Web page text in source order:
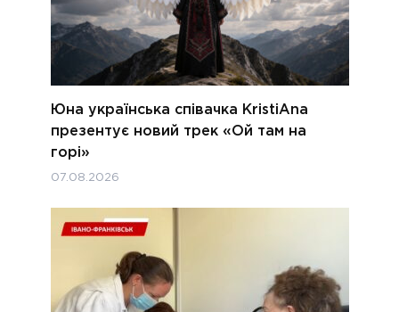
Юна українська співачка KristiAna
презентує новий трек «Ой там на
горі»
07.08.2026